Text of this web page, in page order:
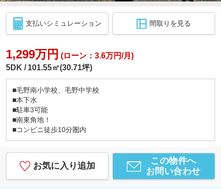
支払いシミュレーション 間取りを見る
1,299万円 (ローン：3.6万円/月)
5DK
101.55㎡(30.71坪)
■毛野南小学校、毛野中学校
■本下水
■駐車3可能
■南東角地！
■コンビニ徒歩10分圏内
お気に入り追加
この物件へ
お問い合わせ